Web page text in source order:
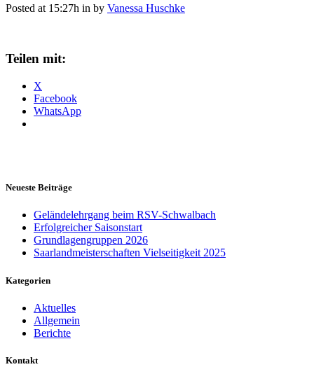
Posted at 15:27h in by Vanessa Huschke
Teilen mit:
X
Facebook
WhatsApp
Neueste Beiträge
Geländelehrgang beim RSV-Schwalbach
Erfolgreicher Saisonstart
Grundlagengruppen 2026
Saarlandmeisterschaften Vielseitigkeit 2025
Kategorien
Aktuelles
Allgemein
Berichte
Kontakt